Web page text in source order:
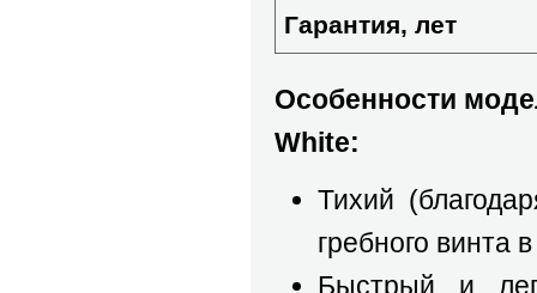
Гарантия, лет
Особенности
White:
Тихий
гребного винта
Быстрый и